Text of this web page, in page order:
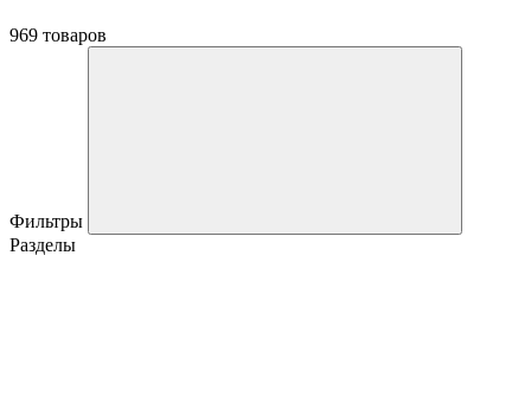
969 товаров
Фильтры
Разделы